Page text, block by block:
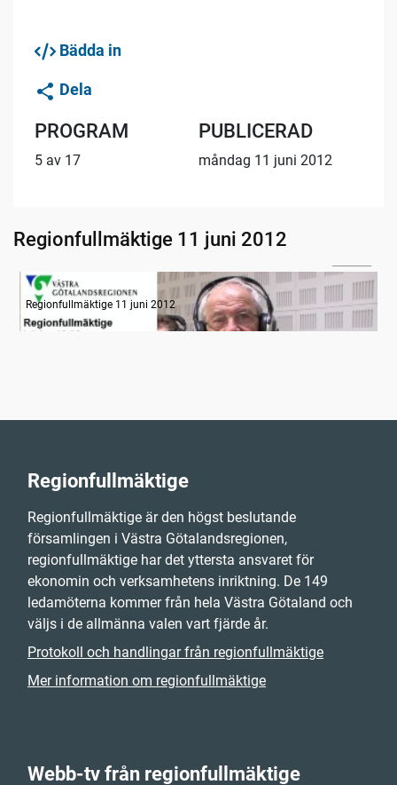
Bädda in
Dela
PROGRAM
5 av 17
PUBLICERAD
måndag 11 juni 2012
Regionfullmäktige 11 juni 2012
Radion informerar, del 1
Regionfullmäktige 11 juni 2012
Regionfullmäktige
Regionfullmäktige är den högst beslutande
församlingen i Västra Götalandsregionen,
regionfullmäktige har det yttersta ansvaret för
ekonomin och verksamhetens inriktning. De 149
ledamöterna kommer från hela Västra Götaland och
väljs i de allmänna valen vart fjärde år.
Protokoll och handlingar från regionfullmäktige
Mer information om regionfullmäktige
Webb-tv från regionfullmäktige